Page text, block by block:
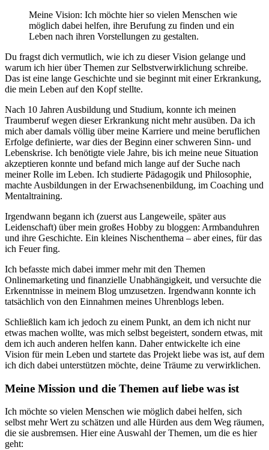
Meine Vision: Ich möchte hier so vielen Menschen wie
möglich dabei helfen, ihre Berufung zu finden und ein
Leben nach ihren Vorstellungen zu gestalten.
Du fragst dich vermutlich, wie ich zu dieser Vision gelange und
warum ich hier über Themen zur Selbstverwirklichung schreibe.
Das ist eine lange Geschichte und sie beginnt mit einer Erkrankung,
die mein Leben auf den Kopf stellte.
Nach 10 Jahren Ausbildung und Studium, konnte ich meinen
Traumberuf wegen dieser Erkrankung nicht mehr ausüben. Da ich
mich aber damals völlig über meine Karriere und meine beruflichen
Erfolge definierte, war dies der Beginn einer schweren Sinn- und
Lebenskrise. Ich benötigte viele Jahre, bis ich meine neue Situation
akzeptieren konnte und befand mich lange auf der Suche nach
meiner Rolle im Leben. Ich studierte Pädagogik und Philosophie,
machte Ausbildungen in der Erwachsenenbildung, im Coaching und
Mentaltraining.
Irgendwann begann ich (zuerst aus Langeweile, später aus
Leidenschaft) über mein großes Hobby zu bloggen: Armbanduhren
und ihre Geschichte. Ein kleines Nischenthema – aber eines, für das
ich Feuer fing.
Ich befasste mich dabei immer mehr mit den Themen
Onlinemarketing und finanzielle Unabhängigkeit, und versuchte die
Erkenntnisse in meinem Blog umzusetzen. Irgendwann konnte ich
tatsächlich von den Einnahmen meines Uhrenblogs leben.
Schließlich kam ich jedoch zu einem Punkt, an dem ich nicht nur
etwas machen wollte, was mich selbst begeistert, sondern etwas, mit
dem ich auch anderen helfen kann. Daher entwickelte ich eine
Vision für mein Leben und startete das Projekt liebe was ist, auf dem
ich dich dabei unterstützen möchte, deine Träume zu verwirklichen.
Meine Mission und die Themen auf liebe was ist
Ich möchte so vielen Menschen wie möglich dabei helfen, sich
selbst mehr Wert zu schätzen und alle Hürden aus dem Weg räumen,
die sie ausbremsen. Hier eine Auswahl der Themen, um die es hier
geht: